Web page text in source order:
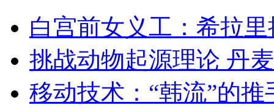
白宫前女义工：希拉
挑战动物起源理论 丹
移动技术：“韩流”的推